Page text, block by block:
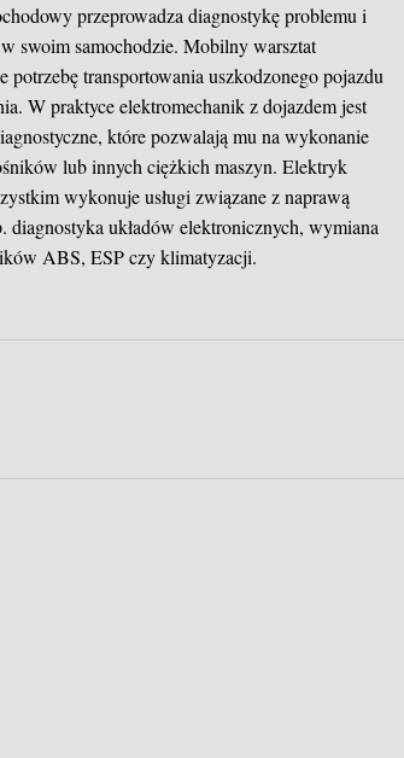
przeprowadza diagnostykę problemu i
swoim samochodzie. Mobilny warsztat
transportowania uszkodzonego pojazdu
W praktyce elektromechanik z dojazdem jest
które pozwalają mu na wykonanie
lub innych ciężkich maszyn.Elektryk
wykonuje usługi związane z naprawą
układów elektronicznych, wymiana
ABS, ESP czy klimatyzacji.